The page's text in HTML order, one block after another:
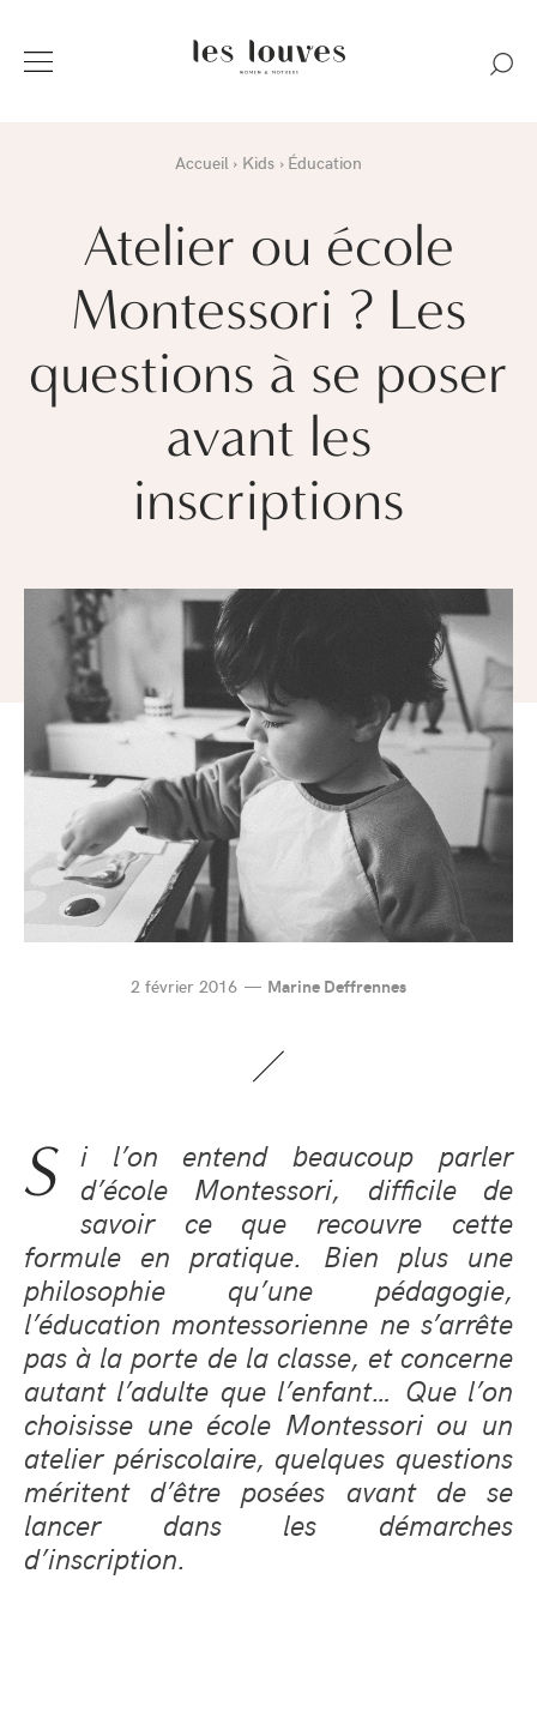
Accueil Kids Éducation
Atelier ou école
Montessori ? Les
questions à se poser
avant les
inscriptions
2 février 2016 Marine Deffrennes
S i l’on entend beaucoup parler
d’école Montessori, difficile de
savoir ce que recouvre cette
formule en pratique. Bien plus une
philosophie qu’une pédagogie,
l’éducation montessorienne ne s’arrête
pas à la porte de la classe, et concerne
autant l’adulte que l’enfant… Que l’on
choisisse une école Montessori ou un
atelier périscolaire, quelques questions
méritent d’être posées avant de se
lancer dans les démarches
d’inscription.